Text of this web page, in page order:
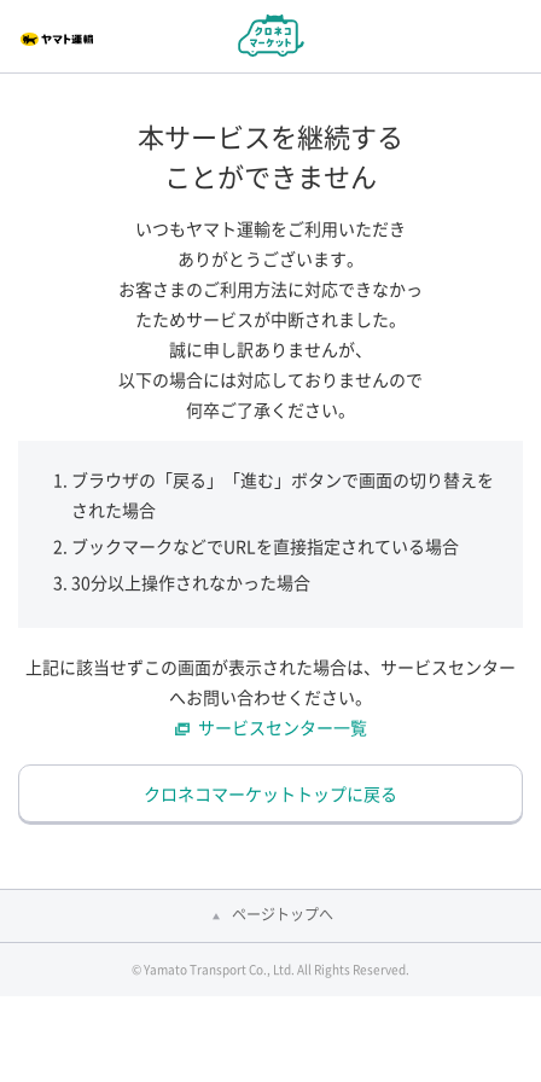
本サービスを継続する
ことができません
いつもヤマト運輸をご利用いただき
ありがとうございます。
お客さまのご利用方法に対応できなかっ
たためサービスが中断されました。
誠に申し訳ありませんが、
以下の場合には対応しておりませんので
何卒ご了承ください。
ブラウザの「戻る」「進む」ボタンで画面の切り替えを
された場合
ブックマークなどでURLを直接指定されている場合
30分以上操作されなかった場合
上記に該当せずこの画面が表示された場合は、サービスセンター
へお問い合わせください。
サービスセンター一覧
クロネコマーケットトップに戻る
ページトップへ
© Yamato Transport Co., Ltd. All Rights Reserved.